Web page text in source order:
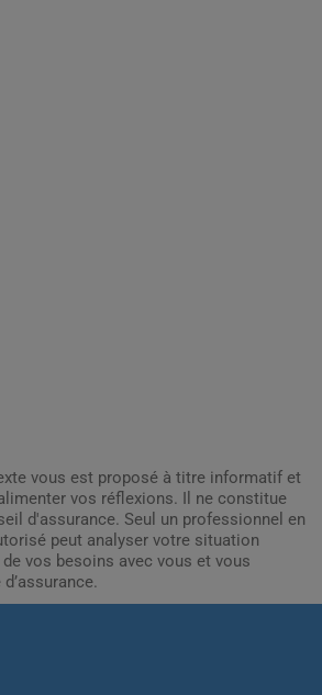
vous est proposé à titre informatif et
vos réflexions. Il ne constitue
d'assurance. Seul un professionnel en
peut analyser votre situation
vos besoins avec vous et vous